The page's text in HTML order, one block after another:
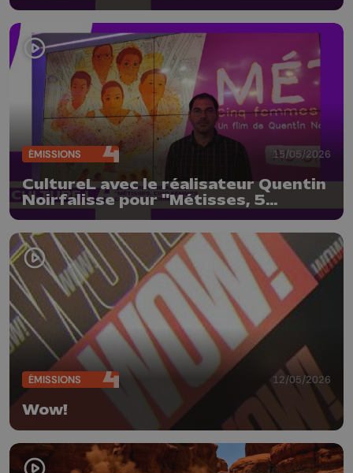
ÉMISSIONS 15/05/2026
CultureL avec le réalisateur Quentin
Noirfalisse pour "Métisses, 5
femmes contre un crime d'état"
ÉMISSIONS 12/05/2026
Wow!